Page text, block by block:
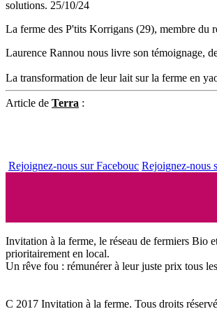
La ferme des P'tits Korrigans (29), membre du
Laurence Rannou nous livre son témoignage,
La transformation de leur lait sur la ferme en
Article de Terra :
Rejoignez-nous sur Facebouc Rejoignez-nous
Invitation à la ferme, le réseau de fermiers Bio
prioritairement en local.
Un rêve fou : rémunérer à leur juste prix tous
C 2017 Invitation à la ferme. Tous droits